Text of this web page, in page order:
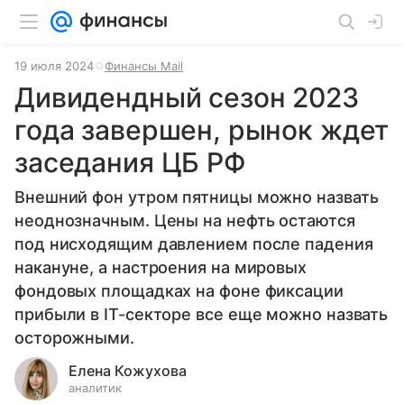
19 июля 2024 Финансы Mail
Дивидендный сезон 2023
года завершен, рынок ждет
заседания ЦБ РФ
Внешний фон утром пятницы можно назвать
неоднозначным. Цены на нефть остаются
под нисходящим давлением после падения
накануне, а настроения на мировых
фондовых площадках на фоне фиксации
прибыли в IT-секторе все еще можно назвать
осторожными.
Елена Кожухова
аналитик